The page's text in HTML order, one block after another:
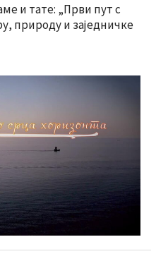
и тате: „Први пут с
природу и заједничке